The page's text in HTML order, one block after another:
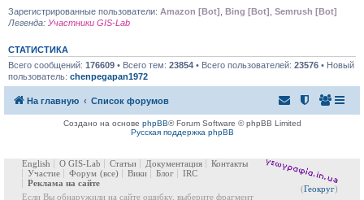
Зарегистрированные пользователи: Amazon [Bot] Bing [Bot] Semrush [Bot]
Легенда: Участники GIS-Lab
СТАТИСТИКА
Всего сообщений: 176609 • Всего тем: 23854 • Всего пользователей: 23576 • Новый
пользователь: chenpegapan1972
На главную Список форумов
Создано на основе phpBB® Forum Software © phpBB Limited
Русская поддержка phpBB
(Геокруг)
English О GIS-Lab Статьи Документация
Контакты
Участие
Форум (все) Вики Блог
IRC
Реклама на сайте
Если Вы обнаружили на сайте ошибку, выберите фрагмент